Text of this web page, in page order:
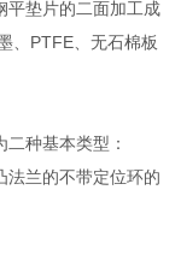
平垫片的二面加工成
、PTFE、无石棉板
种基本类型：
法兰的不带定位环的